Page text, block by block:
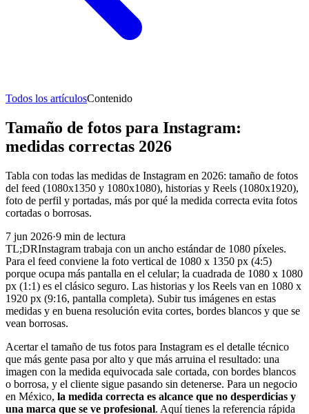
Todos los artículosContenido
Tamaño de fotos para Instagram:
medidas correctas 2026
Tabla con todas las medidas de Instagram en 2026: tamaño de fotos
del feed (1080x1350 y 1080x1080), historias y Reels (1080x1920),
foto de perfil y portadas, más por qué la medida correcta evita fotos
cortadas o borrosas.
7 jun 2026·9 min de lectura
TL;DRInstagram trabaja con un ancho estándar de 1080 píxeles.
Para el feed conviene la foto vertical de 1080 x 1350 px (4:5)
porque ocupa más pantalla en el celular; la cuadrada de 1080 x 1080
px (1:1) es el clásico seguro. Las historias y los Reels van en 1080 x
1920 px (9:16, pantalla completa). Subir tus imágenes en estas
medidas y en buena resolución evita cortes, bordes blancos y que se
vean borrosas.
Acertar el tamaño de tus fotos para Instagram es el detalle técnico
que más gente pasa por alto y que más arruina el resultado: una
imagen con la medida equivocada sale cortada, con bordes blancos
o borrosa, y el cliente sigue pasando sin detenerse. Para un negocio
en México, la medida correcta es alcance que no desperdicias y
una marca que se ve profesional. Aquí tienes la referencia rápida